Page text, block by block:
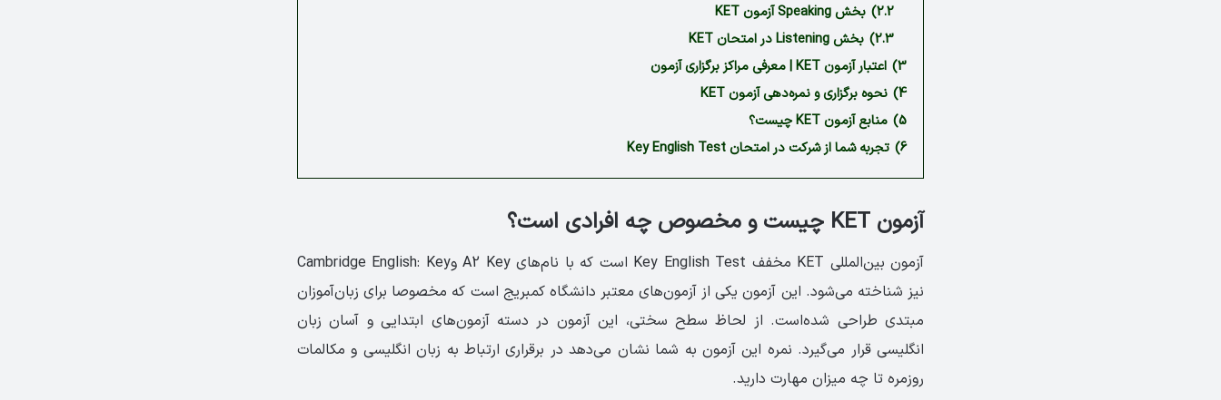
2.2) بخش Speaking آزمون KET
2.3) بخش Listening در امتحان KET
3) اعتبار آزمون KET | معرفی مراکز برگزاری آزمون
4) نحوه برگزاری و نمره‌دهی آزمون KET
5) منابع آزمون KET چیست؟
6) تجربه شما از شرکت در امتحان Key English Test
آزمون KET چیست و مخصوص چه افرادی است؟
آزمون بین‌المللی KET مخفف Key English Test است که با نام‌های A2 Key وCambridge English: Key
نیز شناخته می‌شود. این آزمون یکی از آزمون‌های معتبر دانشگاه کمبریج است که مخصوصا برای زبان‌آموزان
مبتدی طراحی شده‌است. از لحاظ سطح سختی، این آزمون در دسته آزمون‌های ابتدایی و آسان زبان
انگلیسی قرار می‌گیرد. نمره این آزمون به شما نشان می‌دهد در برقراری ارتباط به زبان انگلیسی و مکالمات
روزمره تا چه میزان مهارت دارید.